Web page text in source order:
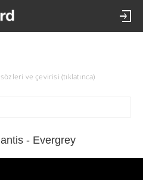
ve çevirisi (tıklatınca)
- Evergrey